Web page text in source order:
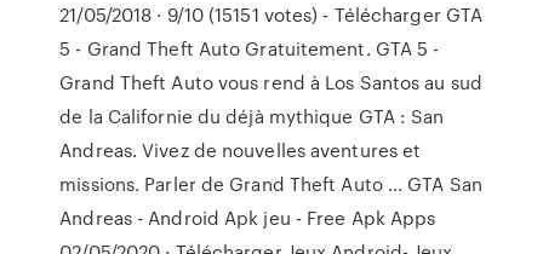
21/05/2018 · 9/10 (15151 votes) - Télécharger GTA
5 - Grand Theft Auto Gratuitement. GTA 5 -
Grand Theft Auto vous rend à Los Santos au sud
de la Californie du déjà mythique GTA : San
Andreas. Vivez de nouvelles aventures et
missions. Parler de Grand Theft Auto … GTA San
Andreas - Android Apk jeu - Free Apk Apps